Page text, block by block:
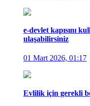
e-devlet kapısını
ulaşabilirsiniz
01 Mart 2026, 01:17
Evlilik için gerekli